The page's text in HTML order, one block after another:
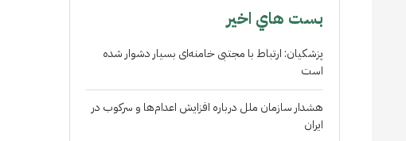
بست هاي اخير
پزشکیان: ارتباط با مجتبی خامنه‌ای بسیار دشوار شده
است
هشدار سازمان ملل درباره افزایش اعدام‌ها و سرکوب در
ایران